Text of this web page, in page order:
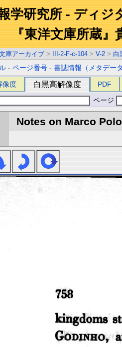
学研究所 - ディジ
『東洋文庫所蔵』
庫アーカイブ > III-2-F-c-104 > V-2 > 白
-ページ番号 -書誌情報（メタデー
像度 白黒高解像度 PDF
ページ
Notes on Marco